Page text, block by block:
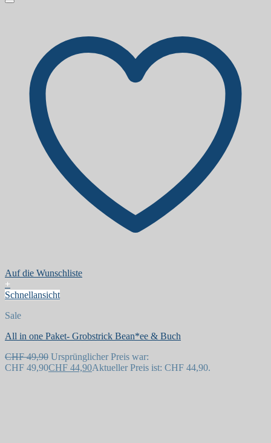
Auf die Wunschliste
+
Schnellansicht
Sale
All in one Paket- Grobstrick Bean*ee & Buch
CHF49,90 Ursprünglicher Preis war:
CHF 49,90CHF 44,90Aktueller Preis ist: CHF 44,90.